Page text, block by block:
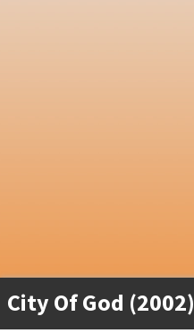
City Of God (2002)